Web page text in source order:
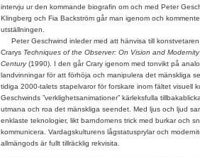
intervju ur den kommande biografin om och med Peter
Klingberg och Fia Backström går man igenom och
utställningen.
Peter Geschwind inleder med att hänvisa till
Crarys Techniques of the Observer: On Vision and
Century(1990). I den går Crary igenom med tonvikt på
landvinningar för att förhöja och manipulera det mänskliga
tidiga 2000-talets stapelvaror för forskare inom fältet visuell
Geschwinds ”verklighetsanimationer” kärleksfulla
utmana och roa det mänskliga seendet. Med ljus och ljud
enklaste teknologier, likt barndomens trick med burkar och
kommunicera. Vardagskulturens lågstatusprylar och
allmängods är fullt tillräcklig rekvisita.